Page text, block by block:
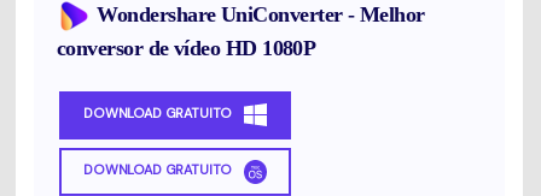
Wondershare UniConverter - Melhor
conversor de vídeo HD 1080P
DOWNLOAD GRATUITO
DOWNLOAD GRATUITO